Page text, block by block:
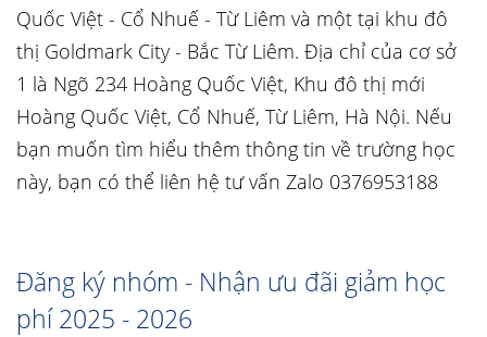
Quốc Việt - Cổ Nhuế - Từ Liêm và một tại khu đô
thị Goldmark City - Bắc Từ Liêm. Địa chỉ của cơ sở
1 là Ngõ 234 Hoàng Quốc Việt, Khu đô thị mới
Hoàng Quốc Việt, Cổ Nhuế, Từ Liêm, Hà Nội. Nếu
bạn muốn tìm hiểu thêm thông tin về trường học
này, bạn có thể liên hệ tư vấn Zalo 0376953188
Đăng ký nhóm - Nhận ưu đãi giảm học
phí 2025 - 2026